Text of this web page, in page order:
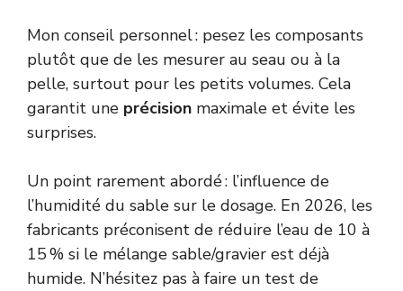
Mon conseil personnel : pesez les composants
plutôt que de les mesurer au seau ou à la
pelle, surtout pour les petits volumes. Cela
garantit une précision maximale et évite les
surprises.
Un point rarement abordé : l’influence de
l’humidité du sable sur le dosage. En 2026, les
fabricants préconisent de réduire l’eau de 10 à
15 % si le mélange sable/gravier est déjà
humide. N’hésitez pas à faire un test de